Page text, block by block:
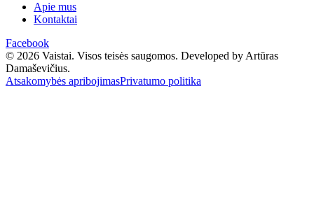
Apie mus
Kontaktai
Facebook
© 2026 Vaistai. Visos teisės saugomos. Developed by Artūras
Damaševičius.
Atsakomybės apribojimasPrivatumo politika